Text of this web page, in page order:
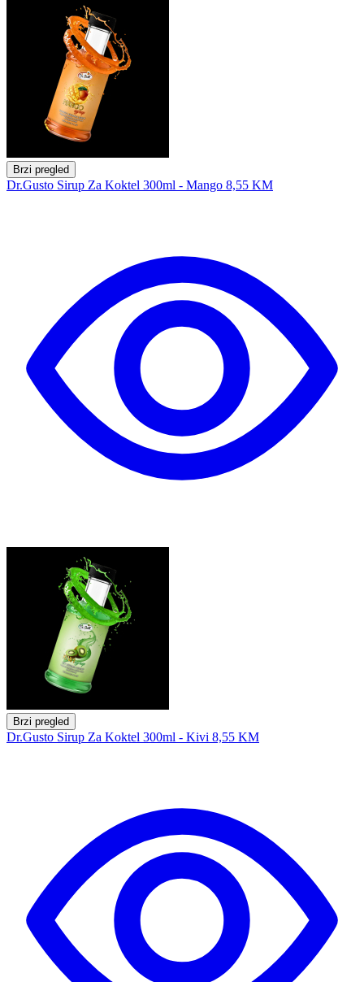
Brzi pregled
Dr.Gusto Sirup Za Koktel 300ml - Mango 8,55 KM
Brzi pregled
Dr.Gusto Sirup Za Koktel 300ml - Kivi 8,55 KM